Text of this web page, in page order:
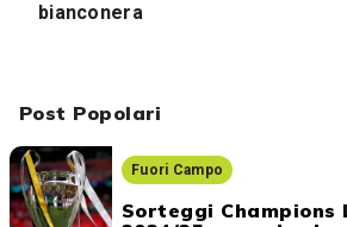
Post Popolari
Fuori Campo
Sorteggi Champions
bianconera